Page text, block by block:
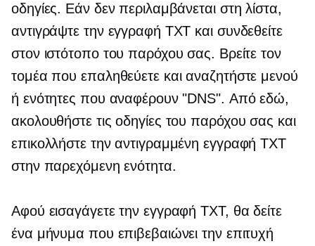
οδηγίες. Εάν δεν περιλαμβάνεται στη λίστα,
αντιγράψτε την εγγραφή TXT και συνδεθείτε
στον ιστότοπο του παρόχου σας. Βρείτε τον
τομέα που επαληθεύετε και αναζητήστε μενού
ή ενότητες που αναφέρουν "DNS". Από εδώ,
ακολουθήστε τις οδηγίες του παρόχου σας και
επικολλήστε την αντιγραμμένη εγγραφή TXT
στην παρεχόμενη ενότητα.
Αφού εισαγάγετε την εγγραφή TXT, θα δείτε
ένα μήνυμα που επιβεβαιώνει την επιτυχή